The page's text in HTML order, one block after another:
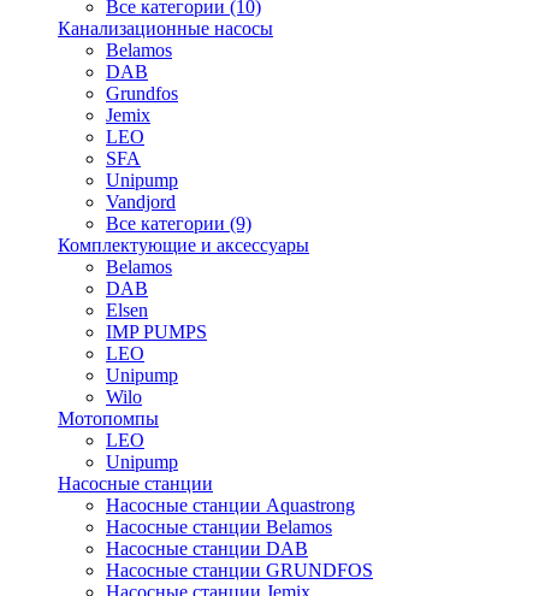
Все категории (10)
Канализационные насосы
Belamos
DAB
Grundfos
Jemix
LEO
SFA
Unipump
Vandjord
Все категории (9)
Комплектующие и аксессуары
Belamos
DAB
Elsen
IMP PUMPS
LEO
Unipump
Wilo
Мотопомпы
LEO
Unipump
Насосные станции
Насосные станции Aquastrong
Насосные станции Belamos
Насосные станции DAB
Насосные станции GRUNDFOS
Насосные станции Jemix